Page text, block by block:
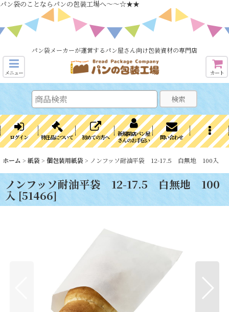
パン袋のことならパンの包装工場へ～～☆★★
パン袋メーカーが運営するパン屋さん向け包装資材の専門店
メニュー カート
検索
ログイン 特注品について 初めての方へ
新規開店パン屋
さんのお手伝い
問い合わせ
ホーム > 紙袋 > 個包装用紙袋 > ノンフッソ耐油平袋 12-17.5 白無地 100入
ノンフッソ耐油平袋 12-17.5 白無地 100
入 [51466]